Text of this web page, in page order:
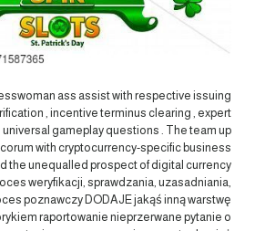
ass assist with respective issuing
, incentive terminus clearing , expert
universal gameplay questions . The team up
with cryptocurrency-specific business
the unequalled prospect of digital currency
weryfikacji, sprawdzania, uzasadniania,
poznawczy DODAJE jakąś inną warstwę
raportowanie nieprzerwane pytanie o